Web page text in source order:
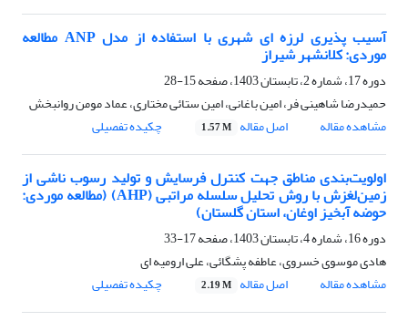
آسیب پذیری لرزه ای شهری با استفاده از مدل ANP مطالعه
موردی: کلانشهر شیراز
دوره 17، شماره 2، تابستان 1403، صفحه
15-28
حمیدرضا شاهینی فر، امین باغانی، امین ستائی مختاری، عماد مومن روانبخش
مشاهده مقاله
اصل مقاله 1.57 M چکیده تفصیلی
اولویت‌بندی مناطق جهت کنترل فرسایش و تولید رسوب ناشی از
زمین‌لغزش با روش تحلیل سلسله مراتبی (AHP) (مطالعه موردی:
حوضه آبخیز اوغان، استان گلستان)
دوره 16، شماره 4، تابستان 1403، صفحه
17-33
هادی موسوی خسروی، عاطفه پشگائی، علی ارومیه ای
مشاهده مقاله
اصل مقاله 2.19 M چکیده تفصیلی